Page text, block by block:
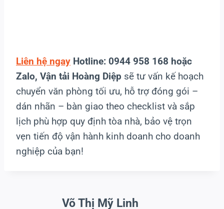
Liên hệ ngay Hotline: 0944 958 168 hoặc
Zalo, Vận tải Hoàng Diệp sẽ tư vấn kế hoạch
chuyển văn phòng tối ưu, hỗ trợ đóng gói –
dán nhãn – bàn giao theo checklist và sắp
lịch phù hợp quy định tòa nhà, bảo vệ trọn
vẹn tiến độ vận hành kinh doanh cho doanh
nghiệp của bạn!
Võ Thị Mỹ Linh